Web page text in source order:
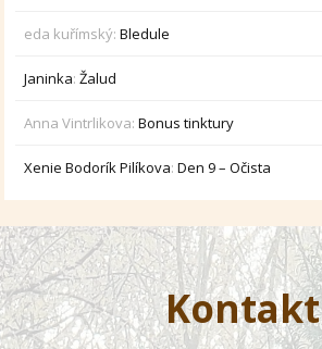
eda kuřímský:Bledule
Janinka:Žalud
Anna Vintrlikova:Bonus tinktury
Xenie Bodorík Pilíkova:Den 9 – Očista
Kontakt